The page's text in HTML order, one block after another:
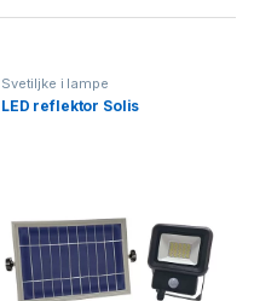
Svetiljke i lampe
LED reflektor Solis